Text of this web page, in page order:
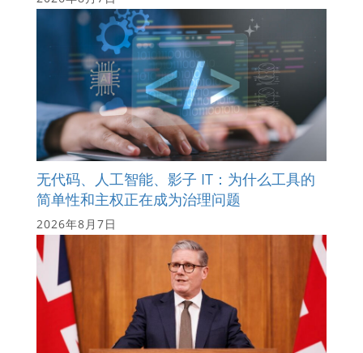
无代码、人工智能、影子 IT：为什么工具的
简单性和主权正在成为治理问题
2026年8月7日